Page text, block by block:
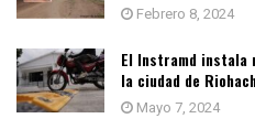
Febrero 8, 2024
El Instramd instala
la ciudad de
Mayo 7, 2024